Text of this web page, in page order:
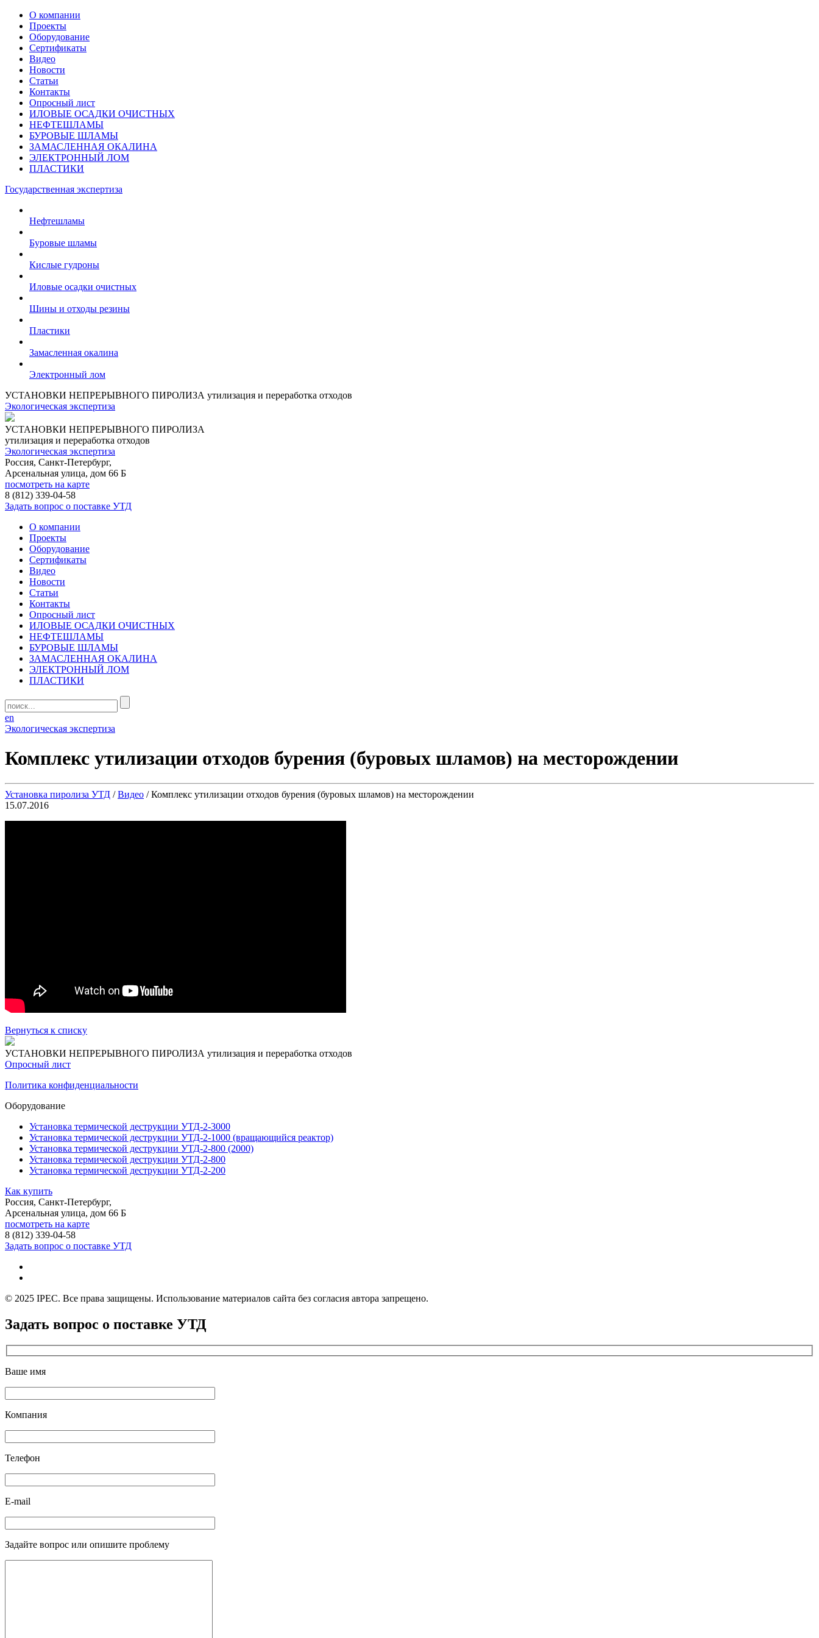
О компании
Проекты
Оборудование
Сертификаты
Видео
Новости
Статьи
Контакты
Опросный лист
ИЛОВЫЕ ОСАДКИ ОЧИСТНЫХ
НЕФТЕШЛАМЫ
БУРОВЫЕ ШЛАМЫ
ЗАМАСЛЕННАЯ ОКАЛИНА
ЭЛЕКТРОННЫЙ ЛОМ
ПЛАСТИКИ
Государственная экспертиза
Нефтешламы
Буровые шламы
Кислые гудроны
Иловые осадки очистных
Шины и отходы резины
Пластики
Замасленная окалина
Электронный лом
УСТАНОВКИ НЕПРЕРЫВНОГО ПИРОЛИЗА утилизация и переработка отходов
Экологическая экспертиза
УСТАНОВКИ НЕПРЕРЫВНОГО ПИРОЛИЗА
утилизация и переработка отходов
Экологическая экспертиза
Россия, Санкт-Петербург,
Арсенальная улица, дом 66 Б
посмотреть на карте
8 (812) 339-04-58
Задать вопрос о поставке УТД
О компании
Проекты
Оборудование
Сертификаты
Видео
Новости
Статьи
Контакты
Опросный лист
ИЛОВЫЕ ОСАДКИ ОЧИСТНЫХ
НЕФТЕШЛАМЫ
БУРОВЫЕ ШЛАМЫ
ЗАМАСЛЕННАЯ ОКАЛИНА
ЭЛЕКТРОННЫЙ ЛОМ
ПЛАСТИКИ
en
Экологическая экспертиза
Комплекс утилизации отходов бурения (буровых шламов) на месторождении
Установка пиролиза УТД /Видео /Комплекс утилизации отходов бурения (буровых шламов) на месторождении
15.07.2016
Вернуться к списку
УСТАНОВКИ НЕПРЕРЫВНОГО ПИРОЛИЗА утилизация и переработка отходов
Опросный лист
Политика конфиденциальности
Оборудование
Установка термической деструкции УТД-2-3000
Установка термической деструкции УТД-2-1000 (вращающийся реактор)
Установка термической деструкции УТД-2-800 (2000)
Установка термической деструкции УТД-2-800
Установка термической деструкции УТД-2-200
Как купить
Россия, Санкт-Петербург,
Арсенальная улица, дом 66 Б
посмотреть на карте
8 (812) 339-04-58
Задать вопрос о поставке УТД
© 2025 IPEC. Все права защищены. Использование материалов сайта без согласия автора запрещено.
Задать вопрос о поставке УТД
Ваше имя
Компания
Телефон
E-mail
Задайте вопрос или опишите проблему